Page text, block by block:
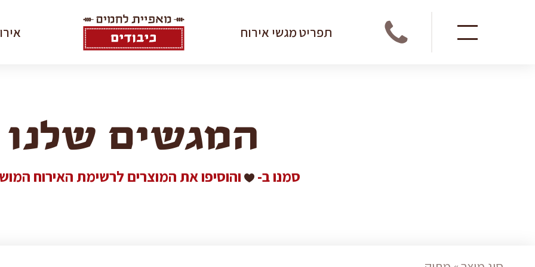
תפריט מגשי אירוח
מגשי ירקות, פירות ומעדניה
חדש! קרודק
כיבודים
בייק טראק
המגשים שלנו
סמנו ב- והוסיפו את המוצרים לרשימת האירוח